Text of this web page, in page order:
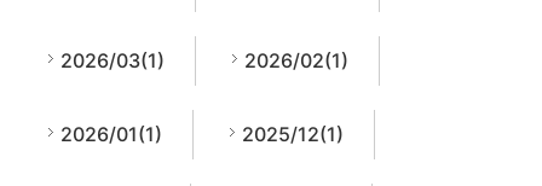
2026/03(1) 2026/02(1)
2026/01(1) 2025/12(1)